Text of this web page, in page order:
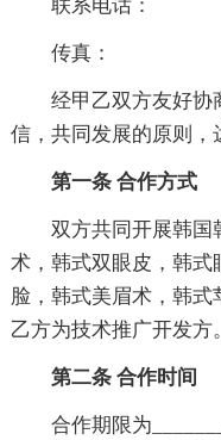
联系电话：
传真：
经甲乙双方友好协
信，共同发展的原则，
第一条 合作方式
双方共同开展韩国
术，韩式双眼皮，韩
脸，韩式美眉术，韩式
乙方为技术推广开发方。
第二条 合作时间
合作期限为